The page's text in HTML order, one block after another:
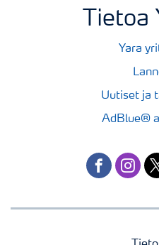
Tietoa
Yara
Uutiset ja
AdBlue®
facebook